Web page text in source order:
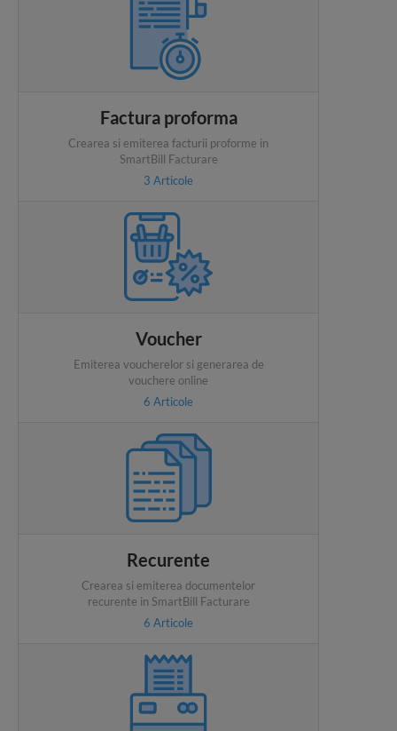
Factura proforma
Crearea si emiterea facturii proforme in
SmartBill Facturare
3 Articole
Voucher
Emiterea voucherelor si generarea de
vouchere online
6 Articole
Recurente
Crearea si emiterea documentelor
recurente in SmartBill Facturare
6 Articole